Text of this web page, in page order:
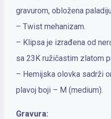
gravurom, obložena
– Twist mehanizam.
– Klipsa je izrađena od
sa 23K ružičastim zlatom
– Hemijska olovka sadrži
plavoj boji – M (medium).
Gravura: